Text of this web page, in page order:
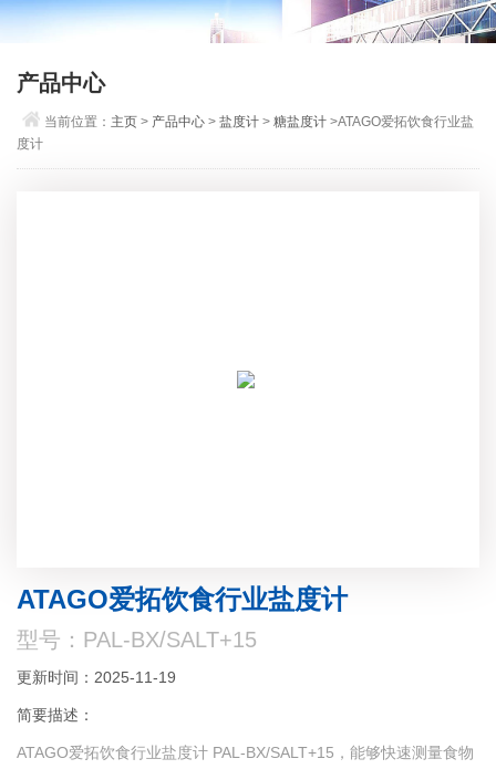
产品中心
当前位置： 主页 > 产品中心 >盐度计 >糖盐度计 >ATAGO爱拓饮食行业盐
度计
ATAGO爱拓饮食行业盐度计
型号：PAL-BX/SALT+15
更新时间：2025-11-19
简要描述：
ATAGO爱拓饮食行业盐度计 PAL-BX/SALT+15，能够快速测量食物